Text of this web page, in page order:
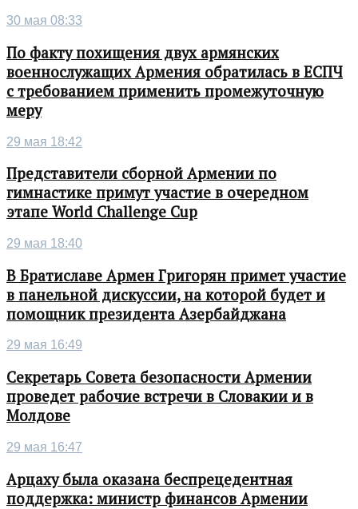
30 мая 08:33
По факту похищения двух армянских
военнослужащих Армения обратилась в ЕСПЧ
с требованием применить промежуточную
меру
29 мая 18:42
Представители сборной Армении по
гимнастике примут участие в очередном
этапе World Challenge Cup
29 мая 18:40
В Братиславе Армен Григорян примет участие
в панельной дискуссии, на которой будет и
помощник президента Азербайджана
29 мая 16:49
Секретарь Совета безопасности Армении
проведет рабочие встречи в Словакии и в
Молдове
29 мая 16:47
Арцаху была оказана беспрецедентная
поддержка: министр финансов Армении